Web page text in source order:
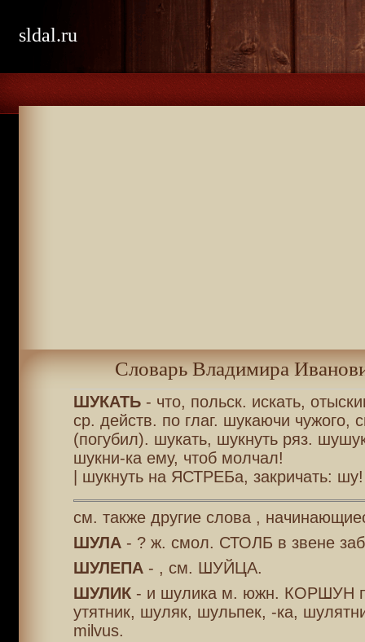
sldal.ru
Словарь Владимира
ШУКАТЬ- что, польск. искать,
ср. действ. по глаг. шукаючи чужого,
(погубил). шукать, шукнуть ряз.
шукни-ка ему, чтоб молчал!
| шукнуть на ЯСТРЕБа, закричать: шу!
см. также другие слова ,
ШУЛА- ? ж. смол. СТОЛБ в звене
ШУЛЕПА- , см. ШУЙЦА.
ШУЛИК- и шулика м. южн. КОРШУН
утятник, шуляк, шульпек, -ка,
milvus.